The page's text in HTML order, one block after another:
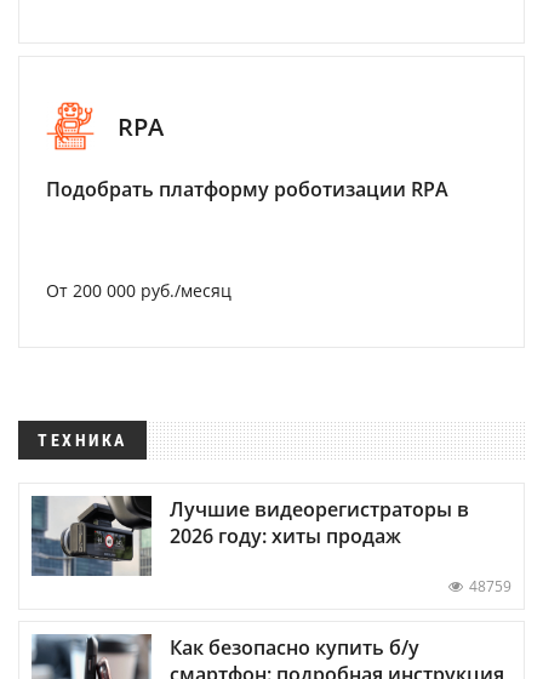
RPA
Подобрать платформу роботизации RPA
От 200 000 руб./месяц
ТЕХНИКА
Лучшие видеорегистраторы в
2026 году: хиты продаж
48759
Как безопасно купить б/у